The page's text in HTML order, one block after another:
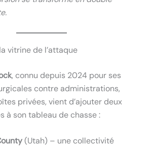
vitrine de l’attaque
, connu depuis 2024 pour ses
contre administrations,
privées, vient d’ajouter deux
à son tableau de chasse :
(Utah) – une collectivité